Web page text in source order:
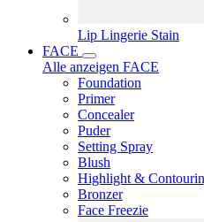
Lip Lingerie Stain
FACE
Alle anzeigen FACE
Foundation
Primer
Concealer
Puder
Setting Spray
Blush
Highlight &
Bronzer
Face Freezie